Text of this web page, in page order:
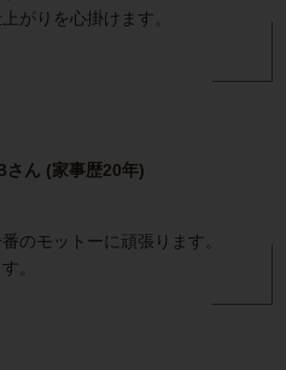
がりを心掛けます。
さん (家事歴20年)
のモットーに頑張ります。
。